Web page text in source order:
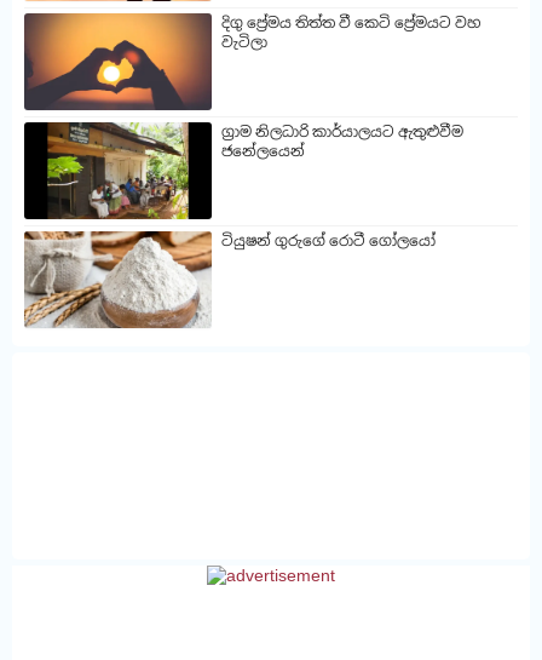
දිගු ප්‍රේමය තිත්ත වී කෙටි ප්‍රේමයට වහ
වැටිලා
ග්‍රාම නිලධාරි කාර්යාලයට ඇතුළුවීම
ජනේලයෙන්
ටියුෂන් ගුරුගේ රොටී ගෝලයෝ